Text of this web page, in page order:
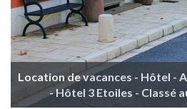
Location de vacances - Hôtel -
- Hôtel 3 Etoiles - Classé